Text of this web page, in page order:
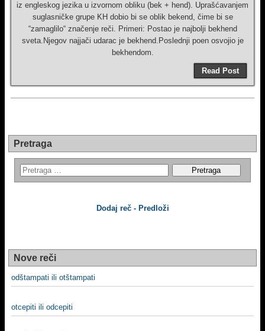
iz engleskog jezika u izvornom obliku (bek + hend). Uprašćavanjem
suglasničke grupe KH dobio bi se oblik bekend, čime bi se
“zamaglilo“ značenje reči. Primeri: Postao je najbolji bekhend
sveta.Njegov najjači udarac je bekhend.Poslednji poen osvojio je
bekhendom.
Read Post
Pretraga
Dodaj reč - Predloži
Nove reči
odštampati ili otštampati
otcepiti ili odcepiti